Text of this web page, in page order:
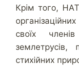
Крім того,
своїх
землетрусів,
стихійних